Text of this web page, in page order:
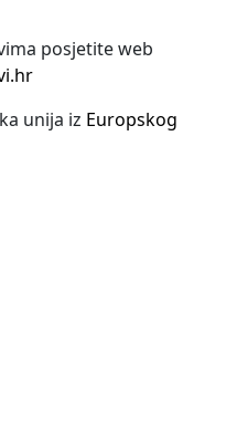
posjetite web
unija iz Europskog